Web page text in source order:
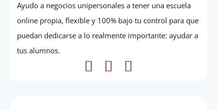
Ayudo a negocios unipersonales a tener una escuela
online propia, flexible y 100% bajo tu control para que
puedan dedicarse a lo realmente importante: ayudar a
tus alumnos.